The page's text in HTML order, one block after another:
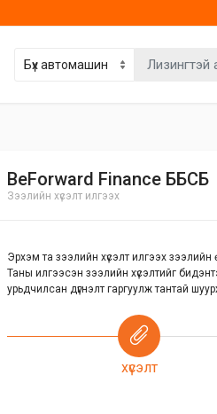
BeForward Finance ББСБ
Зээлийн хүсэлт илгээх
Эрхэм та зээлийн хүсэлт илгээх зээлийн
Таны илгээсэн зээлийн хүсэлтийг
урьдчилсан дүгнэлт гаргуулж тантай
хүсэлт